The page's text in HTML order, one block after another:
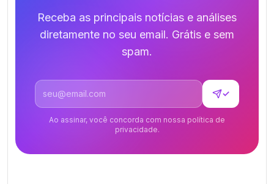
Receba as principais notícias e análises
diretamente no seu email. Grátis e sem
spam.
Endereço de email
✓
Ao assinar, você concorda com nossa política de
privacidade.